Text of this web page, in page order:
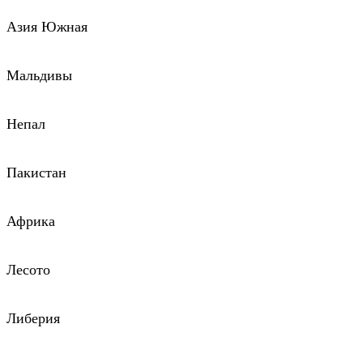
Азия Южная
Мальдивы
Непал
Пакистан
Африка
Лесото
Либерия